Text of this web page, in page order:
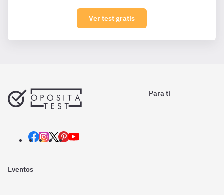
Ver test gratis
Para ti
Eventos